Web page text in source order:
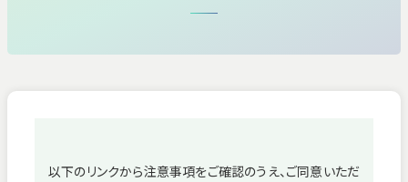
病気・治療について
以下のリンクから注意事項をご確認のうえ、ご同意いただ